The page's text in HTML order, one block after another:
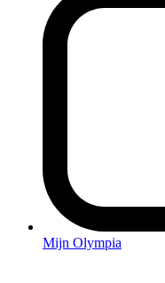
Mijn Olympia